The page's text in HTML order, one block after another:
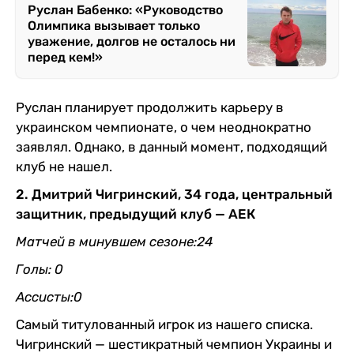
Руслан Бабенко: «Руководство
Олимпика вызывает только
уважение, долгов не осталось ни
перед кем!»
Руслан планирует продолжить карьеру в
украинском чемпионате, о чем неоднократно
заявлял. Однако, в данный момент, подходящий
клуб не нашел.
2. Дмитрий Чигринский, 34 года, центральный
защитник, предыдущий клуб — АЕК
Матчей в минувшем сезоне:24
Голы: 0
Ассисты:0
Самый титулованный игрок из нашего списка.
Чигринский — шестикратный чемпион Украины и